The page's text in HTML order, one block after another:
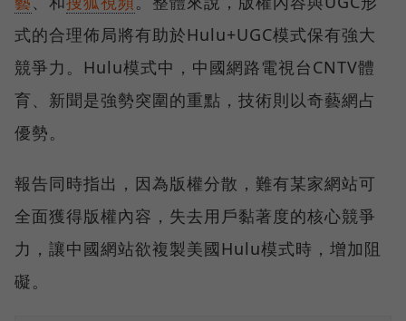
式的合理佈局將有助於Hulu+UGC模式保有強大
競爭力。Hulu模式中，中國網路電視台CNTV體
育、新聞是強勢突圍的重點，技術則以奇藝網占
優勢。
報告同時指出，因為版權分散，難有某家網站可
全面獲得版權內容，失去用戶黏著度的核心競爭
力，讓中國網站欲複製美國Hulu模式時，增加阻
礙。